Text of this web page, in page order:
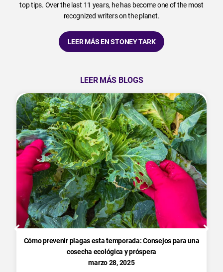
top tips. Over the last 11 years, he has become one of the most
recognized writers on the planet.
LEER MÁS EN STONEY TARK
LEER MÁS BLOGS
Cómo prevenir plagas esta temporada: Consejos para una
cosecha ecológica y próspera
marzo 28, 2025